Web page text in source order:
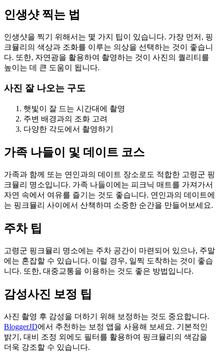
인생샷 찍는 법
인생샷을 찍기 위해서는 몇 가지 팁이 있습니다. 가장 먼저, 핑
크뮬리의 색상과 조화를 이루는 의상을 선택하는 것이 좋습니
다. 또한, 자연광을 활용하여 촬영하는 것이 사진의 퀄리티를
높이는 데 큰 도움이 됩니다.
사진 잘 나오는 구도
햇빛이 잘 드는 시간대에 촬영
주변 배경과의 조화 고려
다양한 각도에서 촬영하기
가족 나들이 및 데이트 코스
가족과 함께 또는 연인과의 데이트 장소로도 적합한 고령군 핑
크뮬리 명소입니다. 가족 나들이에는 피크닉 매트를 가져가서
자연 속에서 여유를 즐기는 것도 좋습니다. 연인과의 데이트에
는 핑크뮬리 사이에서 산책하며 소중한 순간을 만들어보세요.
주차 팁
고령군 핑크뮬리 명소에는 주차 공간이 마련되어 있으나, 주말
에는 혼잡할 수 있습니다. 이럴 경우, 일찍 도착하는 것이 좋습
니다. 또한, 대중교통을 이용하는 것도 좋은 방법입니다.
감성사진 보정 팁
사진 촬영 후 감성을 더하기 위해 보정하는 것도 중요합니다.
BloggerJD에서 추천하는 보정 앱을 사용해 보세요. 기본적인
밝기, 대비 조정 외에도 필터를 활용하여 핑크뮬리의 색감을
더욱 강조할 수 있습니다.